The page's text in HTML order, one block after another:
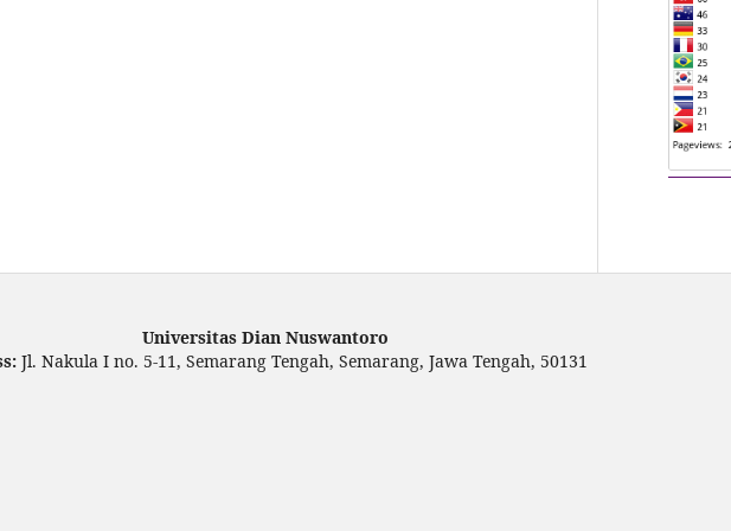
Universitas Dian Nuswantoro
Jl. Nakula I no. 5-11, Semarang Tengah, Semarang, Jawa Tengah, 50131